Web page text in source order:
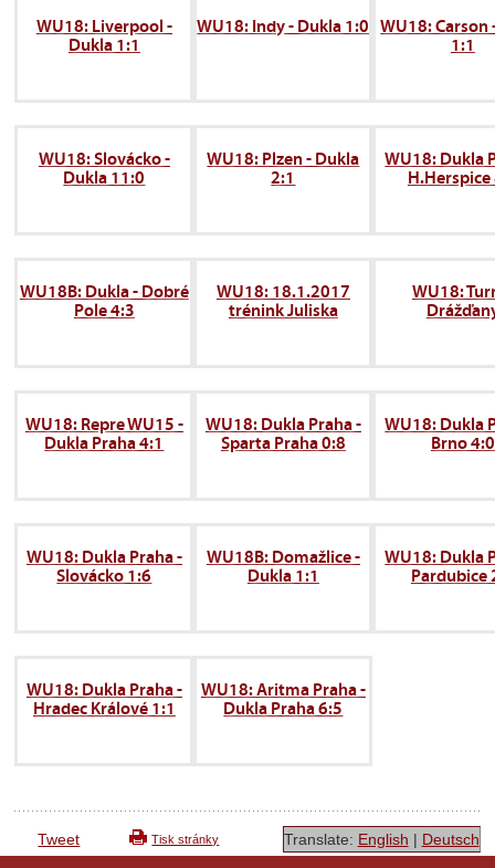
WU18: Liverpool -
Dukla 1:1
WU18: Indy - Dukla 1:0
WU18: Carson
1:1
WU18: Slovácko -
Dukla 11:0
WU18: Plzen - Dukla
2:1
WU18: Dukla
H.Herspice
WU18B: Dukla - Dobré
Pole 4:3
WU18: 18.1.2017
trénink Juliska
WU18:
WU18: Repre WU15 -
Dukla Praha 4:1
WU18: Dukla Praha -
Sparta Praha 0:8
WU18: Dukla
Brno 4:0
WU18: Dukla Praha -
Slovácko 1:6
WU18B: Domažlice -
Dukla 1:1
WU18: Dukla
Pardubice
WU18: Dukla Praha -
Hradec Králové 1:1
WU18: Aritma Praha -
Dukla Praha 6:5
Tweet Tisk stránky Translate: English | Deutsch